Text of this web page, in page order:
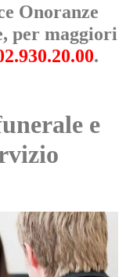
Onoranze
per maggiori
.
e